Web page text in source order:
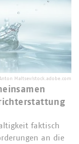
Anton Maltsev/stock.adobe.com
faktisch
an die